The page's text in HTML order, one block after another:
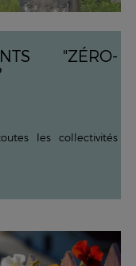
"ZÉRO-
les collectivités